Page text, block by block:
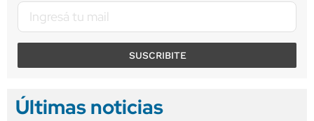
SUSCRIBITE
Últimas noticias